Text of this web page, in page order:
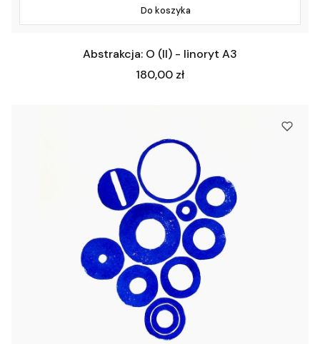
Do koszyka
Abstrakcja: O (II) - linoryt A3
Cena
180,00 zł